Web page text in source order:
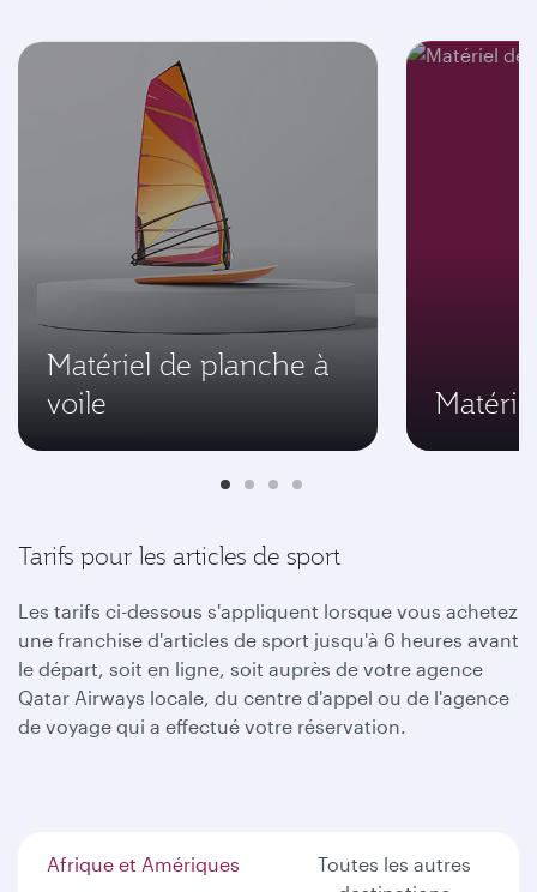
Matériel de planche à
voile
Tarifs pour les articles de sport
Les tarifs ci-dessous s'appliquent lorsque vous achetez
une franchise d'articles de sport jusqu'à 6 heures avant
le départ, soit en ligne, soit auprès de votre agence
Qatar Airways locale, du centre d'appel ou de l'agence
de voyage qui a effectué votre réservation.
Afrique et Amériques
Toutes les autres